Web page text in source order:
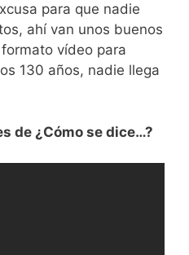
para que nadie
ahí van unos buenos
vídeo para
130 años, nadie llega
de ¿Cómo se dice…?